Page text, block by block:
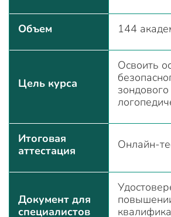
Объем 144
Цель курса
Освоить
Итоговая
аттестация
Онлайн-
Документ для
специалистов